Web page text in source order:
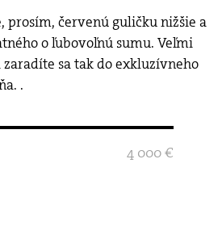
o ľubovoľnú sumu. Veľmi
sa tak do exkluzívneho
.
4 000 €